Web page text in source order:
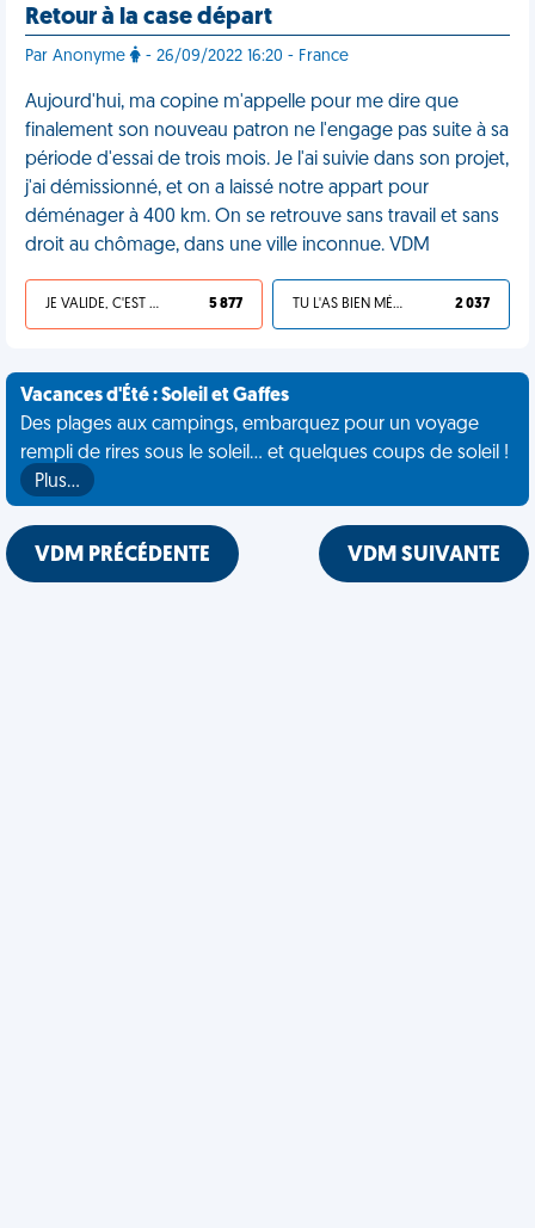
Retour à la case départ
Par Anonyme - 26/09/2022 16:20 - France
Aujourd'hui, ma copine m'appelle pour me dire que
finalement son nouveau patron ne l'engage pas suite à sa
période d'essai de trois mois. Je l'ai suivie dans son projet,
j'ai démissionné, et on a laissé notre appart pour
déménager à 400 km. On se retrouve sans travail et sans
droit au chômage, dans une ville inconnue. VDM
JE VALIDE, C'EST UNE VDM 5 877 TU L'AS BIEN MÉRITÉ 2 037
Vacances d'Été : Soleil et Gaffes
Des plages aux campings, embarquez pour un voyage
rempli de rires sous le soleil... et quelques coups de soleil !
Plus…
VDM PRÉCÉDENTE VDM SUIVANTE